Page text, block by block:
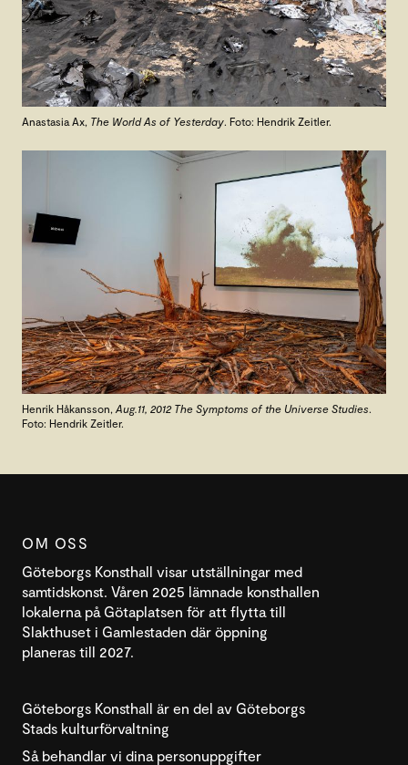
Anastasia Ax, The World As of Yesterday. Foto: Hendrik Zeitler.
Henrik Håkansson, Aug.11, 2012 The Symptoms of the Universe Studies.
Foto: Hendrik Zeitler.
OM OSS
Göteborgs Konsthall visar utställningar med
samtidskonst. Våren 2025 lämnade konsthallen
lokalerna på Götaplatsen för att flytta till
Slakthuset i Gamlestaden där öppning
planeras till 2027.
Göteborgs Konsthall är en del av Göteborgs
Stads kulturförvaltning
Så behandlar vi dina personuppgifter